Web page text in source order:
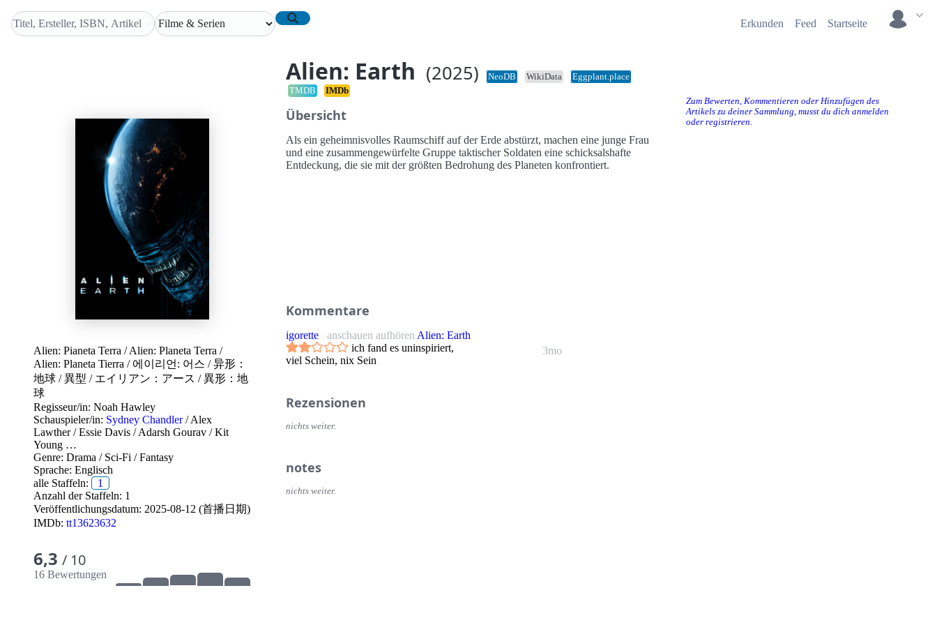
Erkunden Feed Startseite
Alien: Earth (2025) NeoDB WikiData
Eggplant.place
TMDB
IMDb
Zum Bewerten, Kommentieren oder Hinzufügen des
Artikels zu deiner Sammlung, musst du dich anmelden
oder registrieren.
Alien: Pianeta Terra /Alien: Planeta Terra /
Alien: Planeta Tierra / 에이리언: 어스 /异形：
地球 /異型 / エイリアン：アース /異形：地
球
Regisseur/in: Noah Hawley
Schauspieler/in: Sydney Chandler/Alex
Lawther/Essie Davis /Adarsh Gourav /Kit
Young …
Genre: Drama / Sci-Fi /Fantasy
Sprache: Englisch
alle Staffeln:
1
Anzahl der Staffeln: 1
Veröffentlichungsdatum: 2025-08-12 (首播日期)
IMDb: tt13623632
6,3 / 10
16 Bewertungen
Übersicht
Als ein geheimnisvolles Raumschiff auf der Erde abstürzt, machen eine junge Frau
und eine zusammengewürfelte Gruppe taktischer Soldaten eine schicksalshafte
Entdeckung, die sie mit der größten Bedrohung des Planeten konfrontiert.
Kommentare
3mo
igorette anschauen aufhören Alien: Earth
ich fand es uninspiriert,
viel Schein, nix Sein
Rezensionen
nichts weiter.
notes
nichts weiter.